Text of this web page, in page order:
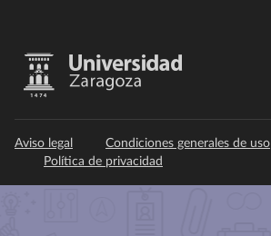
Aviso legal
Condiciones generales de uso
Política de privacidad